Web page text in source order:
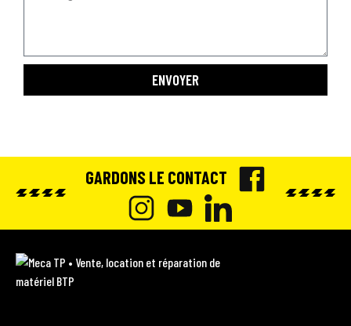
ENVOYER
GARDONS LE CONTACT
A
I
N
Y
O
L
I
M
e